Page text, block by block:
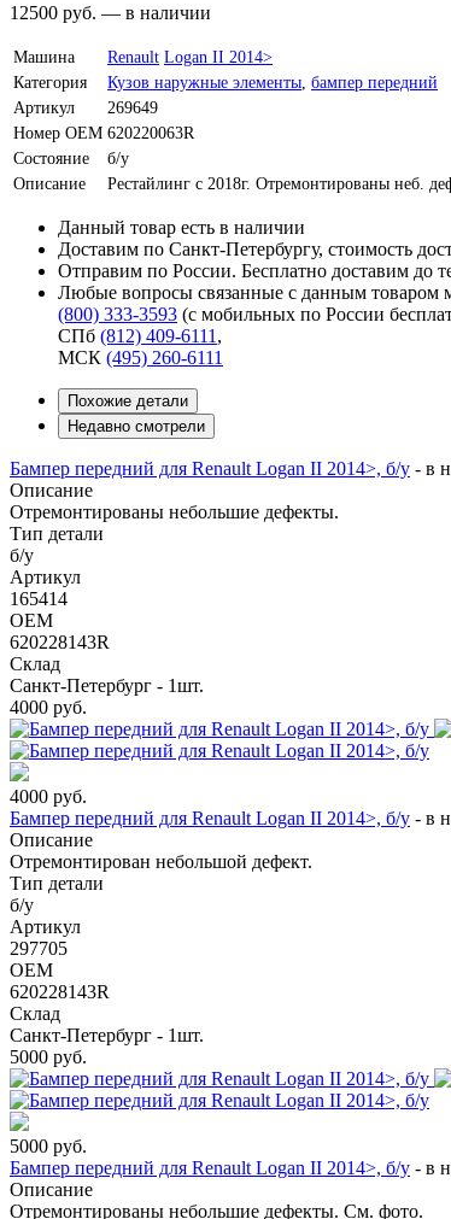
12500 руб. — в наличии
Машина Renault Logan II 2014>
Категория
Кузов наружные элементы бампер передний
Артикул
269649
Номер OEM 620220063R
Состояние
б/у
Описание
Рестайлинг с 2018г. Отремонтированы неб.
Данный товар есть в наличии
Доставим по Санкт-Петербургу, стоимость
Отправим по России. Бесплатно доставим до
Любые вопросы связанные с данным товаром
(800) 333-3593 (с мобильных по России
СПб (812) 409-6111 ,
МСК (495) 260-6111
Похожие детали
Недавно смотрели
Бампер передний для Renault Logan II 2014>, б/у - в
Описание
Отремонтированы небольшие дефекты.
Тип детали
б/у
Артикул
165414
OEM
620228143R
Склад
Санкт-Петербург - 1шт.
4000 руб.
4000 руб.
Бампер передний для Renault Logan II 2014>, б/у - в
Описание
Отремонтирован небольшой дефект.
Тип детали
б/у
Артикул
297705
OEM
620228143R
Склад
Санкт-Петербург - 1шт.
5000 руб.
5000 руб.
Бампер передний для Renault Logan II 2014>, б/у - в
Описание
Отремонтированы небольшие дефекты. См. фото.